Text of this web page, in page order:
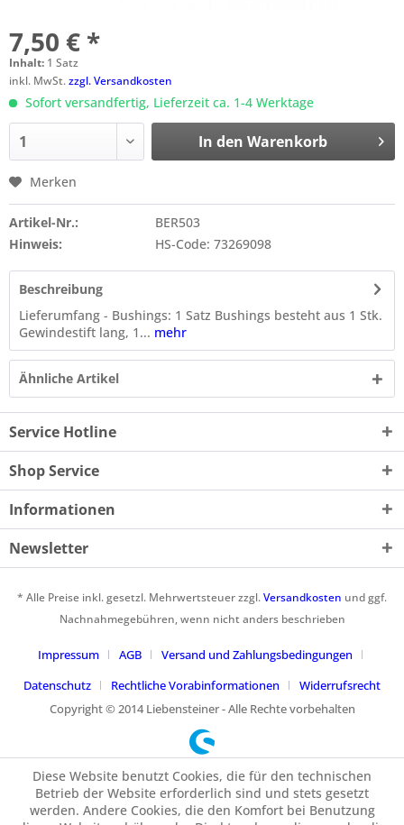
7,50 € *
Inhalt: 1 Satz
inkl. MwSt.zzgl. Versandkosten
Sofort versandfertig, Lieferzeit ca. 1-4 Werktage
In den Warenkorb
Merken
Artikel-Nr.:
BER503
Hinweis:
HS-Code: 73269098
Beschreibung
Lieferumfang - Bushings: 1 Satz Bushings besteht aus 1 Stk.
Gewindestift lang, 1... mehr
Ähnliche Artikel
Service Hotline
Shop Service
Informationen
Newsletter
* Alle Preise inkl. gesetzl. Mehrwertsteuer zzgl.Versandkosten und ggf.
Nachnahmegebühren, wenn nicht anders beschrieben
Impressum AGB
Versand und Zahlungsbedingungen
Datenschutz
Rechtliche Vorabinformationen
Widerrufsrecht
Copyright © 2014 Liebensteiner - Alle Rechte vorbehalten
Diese Website benutzt Cookies, die für den technischen
Betrieb der Website erforderlich sind und stets gesetzt
werden. Andere Cookies, die den Komfort bei Benutzung